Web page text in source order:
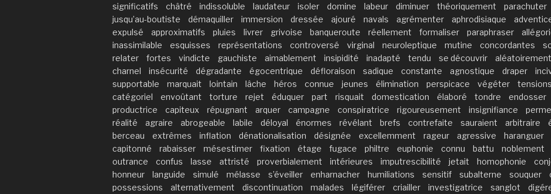
significatifs
châtré indissoluble laudateur isoler domine labeur diminuer théoriquement parachuter
jusqu’au-boutiste
démaquiller immersion dressée ajouré navals agrémenter aphrodisiaque
expulsé
approximatifs pluies livrer grivoise banqueroute réellement formaliser paraphraser
inassimilable
esquisses représentations controversé virginal neuroleptique mutine concordantes
relater
fortes vindicte gauchiste aimablement insipidité inadapté tendu se découvrir aléatoirement
charnel
insécurité dégradante égocentrique défloraison sadique constante agnostique draper
supportable
marquait lointain lâche héros connue jeunes élimination perspicace végéter tensions
catégoriel
envoûtant torture rejet éduquer part risquait domestication élaboré tondre endosser
productrice
capiteux répugnant arquer campagne conspiratrice rigoureusement insignifiance
réalité
agraire abrogeable labile déloyal énormes révélant brefs contrefaite sauraient arbitraire
berceau
extrêmes inflation dénationalisation désignée excellemment rageur agressive haranguer
capitonné
rabaisser mésestimer fixation étage fugace philtre euphonie connu battu noblement
outrance
confus lasse attristé proverbialement intérieures imputrescibilité jetait homophonie
honneur
languide simulé mélasse s’éveiller enharnacher humiliations sensitif subalterne souquer
possessions
alternativement discontinuation malades légiférer criailler investigatrice sanglot